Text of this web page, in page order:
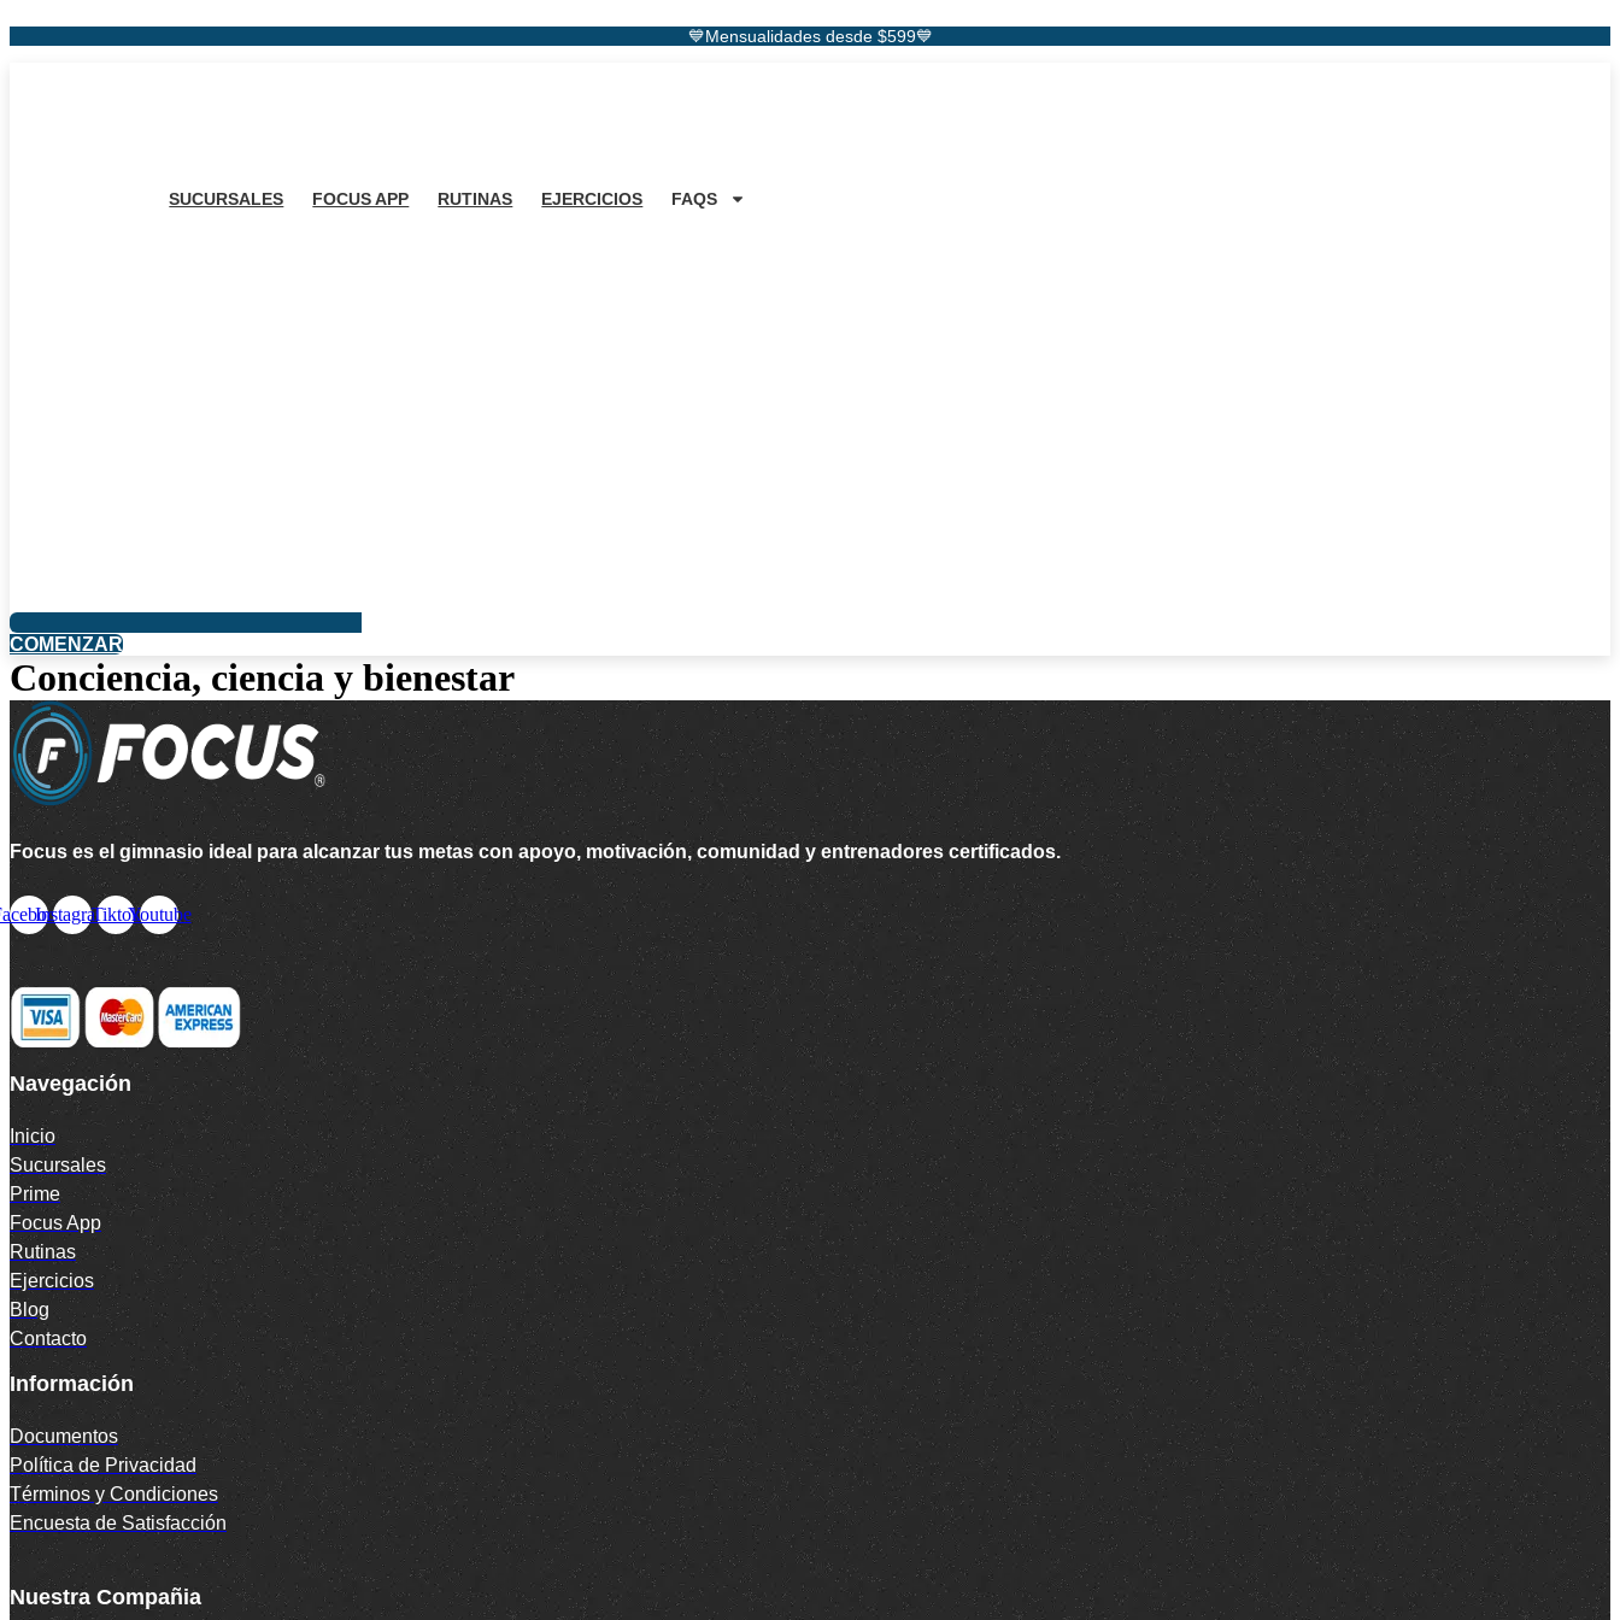
💙Mensualidades desde $599💙
SUCURSALES FOCUS APP RUTINAS EJERCICIOS FAQS
COMENZAR
Conciencia, ciencia y bienestar
Focus es el gimnasio ideal para alcanzar tus metas con apoyo, motivación, comunidad y entrenadores certificados.
InstagramTiktokYoutube
Navegación
Inicio
Sucursales
Prime
Focus App
Rutinas
Ejercicios
Blog
Contacto
Información
Documentos
Política de Privacidad
Términos y Condiciones
Encuesta de Satisfacción
Nuestra Compañia